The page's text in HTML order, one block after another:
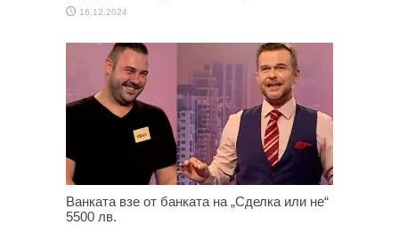
16.12.2024
Ванката взе от банката на „Сделка или не“
5500 лв.